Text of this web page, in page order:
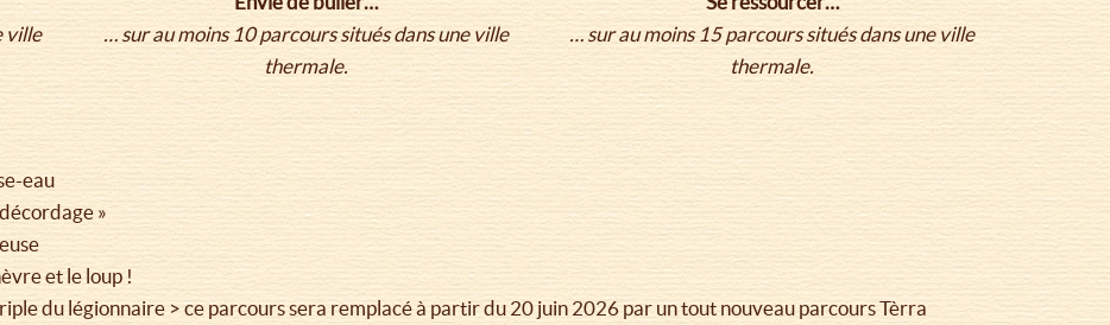
ville
… sur au moins 10 parcours situés dans une ville
thermale.
… sur au moins 15 parcours situés dans une ville
thermale.
eau
»
et le loup !
du légionnaire > ce parcours sera remplacé à partir du 20 juin 2026 par un tout nouveau parcours Tèrra